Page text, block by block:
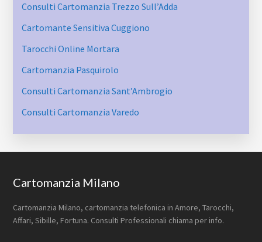
Consulti Cartomanzia Trezzo Sull’Adda
Cartomante Sensitiva Cuggiono
Tarocchi Online Mortara
Cartomanzia Pasquirolo
Consulti Cartomanzia Sant’Ambrogio
Consulti Cartomanzia Varedo
Footer
Cartomanzia Milano
Cartomanzia Milano, cartomanzia telefonica in Amore, Tarocchi,
Affari, Sibille, Fortuna. Consulti Professionali chiama per info.